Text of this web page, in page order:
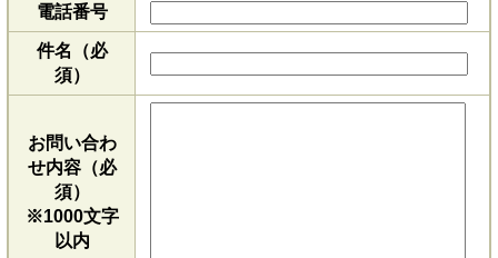
電話番号
件名（必
須）
お問い合わ
せ内容（必
須）
※1000文字
以内